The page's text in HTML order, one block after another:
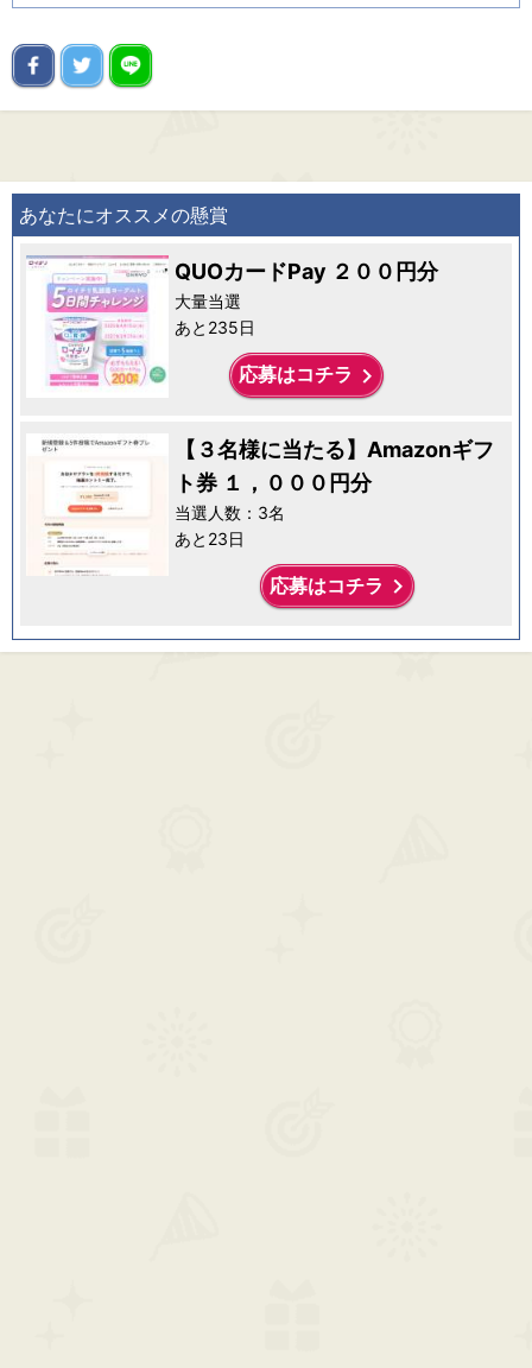
あなたにオススメの懸賞
QUOカードPay ２００円分
大量当選
あと235日
応募はコチラ keyboard_arrow_right
【３名様に当たる】Amazonギフ
ト券 １，０００円分
当選人数：3名
あと23日
応募はコチラ keyboard_arrow_right